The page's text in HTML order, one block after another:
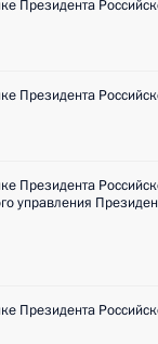
Президента
Президента
Президента
управления
Президента